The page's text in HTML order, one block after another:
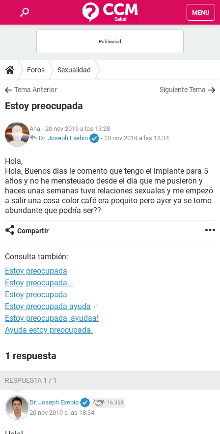
MENU
FOROS
SALUD
FAMILIA
NUTRICIÓN
BIENESTAR
SEXUALIDAD
GLOSARIO
Foros Sexualidad
Tema Anterior Siguiente Tema
Estoy preocupada
Ana - 20 nov 2019 a las 13:28
Dr. Joseph Exebio
- 20 nov 2019 a las 18:34
Hola,
Hola, Buenos días le comento que tengo el implante para 5
años y no he mensteuado desde el día que me pusieron y
haces unas semanas tuve relaciones sexuales y me empezó
a salir una cosa color café era poquito pero ayer ya se torno
abundante que podría ser??
Compartir
Consulta también:
Estoy preocupada
Estoy preocupada...
Estoy preocupada
Estoy preocupada ayuda ✓
Estoy preocupada, ayudaa!
Ayuda estoy preocupada.
1 respuesta
RESPUESTA 1 / 1
Dr. Joseph Exebio 16.358
20 nov 2019 a las 18:34